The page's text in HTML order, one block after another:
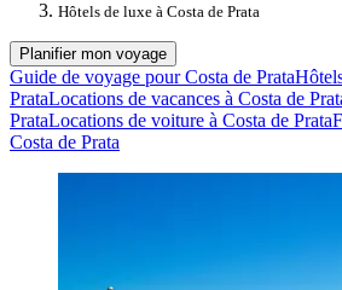
Hôtels de luxe à Costa de Prata
Planifier mon voyage
Guide de voyage pour Costa de Prata
PrataLocations de vacances à Costa de
PrataLocations de voiture à Costa de Prata
Costa de Prata